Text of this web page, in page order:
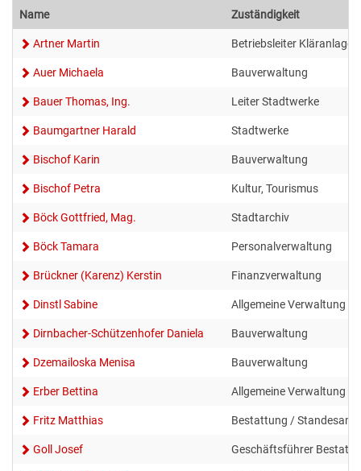
JOBS
WETTER & WEBCAM
GEBURTEN
HOCHZEITEN
MITARBEITER
EUROPA
GEMEINDEPROFIL
NEU IN HOLLABRUNN
STANDESAMT
STADTWERKE
DOWNLOADS & FORMULARE
AMTSTAFEL
FAQ
VERANSTALTUNGSKALENDER
VERANSTALTUNGSZENTREN
FREIZEIT & TOURISMUS
BILDUNG
KINDERGÄRTEN & KLEINKINDBETREUUNG
ERWACHSENENBILDUNG
STADTARCHIV
LERNHILFE & JUGENDARBEIT
BILDUNGSMESSE
KINDERUNI
BAUEN & WOHNEN
VERFÜGBARE GRUNDSTÜCKE
FLÄCHENWIDMUNG & BEBAUUNGSPLÄNE
FAQ BAUEN & WOHNEN
FORMULARE & DOWNLOADS
FÖRDERUNGEN BAUEN & WOHNEN
ENERGIEBUCHHALTUNG
MEDIZINISCHE VERSORGUNG
PFLEGE
VEREINE
SOZIALRATGEBER
FÖRDERUNGEN & FAIRNESSCARD
COMMUNITY-NURSING
UMWELT & VERKEHR
HOLLABRUNN BLÜHT AUF
MOBILITÄT & PARKEN
BAUMKATASTER
ENERGIE
KLAR! REGION
Name Zuständigkeit
Artner Martin Betriebsleiter Kläranlage
Auer Michaela Bauverwaltung
Bauer Thomas, Ing. Leiter Stadtwerke
Baumgartner Harald Stadtwerke
Bischof Karin Bauverwaltung
Bischof Petra Kultur, Tourismus
Böck Gottfried, Mag. Stadtarchiv
Böck Tamara Personalverwaltung
Brückner (Karenz) Kerstin Finanzverwaltung
Dinstl Sabine Allgemeine Verwaltung
Dirnbacher-Schützenhofer Daniela Bauverwaltung
Dzemailoska Menisa Bauverwaltung
Erber Bettina Allgemeine Verwaltung
Fritz Matthias Bestattung / Standesamt
Goll Josef Geschäftsführer